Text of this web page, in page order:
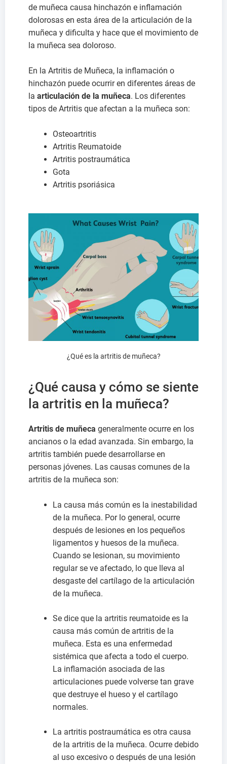
de muñeca causa hinchazón e inflamación
dolorosas en esta área de la articulación de la
muñeca y dificulta y hace que el movimiento de
la muñeca sea doloroso.
En la Artritis de Muñeca, la inflamación o
hinchazón puede ocurrir en diferentes áreas de
la articulación de la muñeca. Los diferentes
tipos de Artritis que afectan a la muñeca son:
Osteoartritis
Artritis Reumatoide
Artritis postraumática
Gota
Artritis psoriásica
¿Qué es la artritis de muñeca?
¿Qué causa y cómo se siente
la artritis en la muñeca?
Artritis de muñeca generalmente ocurre en los
ancianos o la edad avanzada. Sin embargo, la
artritis también puede desarrollarse en
personas jóvenes. Las causas comunes de la
artritis de la muñeca son:
La causa más común es la inestabilidad
de la muñeca. Por lo general, ocurre
después de lesiones en los pequeños
ligamentos y huesos de la muñeca.
Cuando se lesionan, su movimiento
regular se ve afectado, lo que lleva al
desgaste del cartílago de la articulación
de la muñeca.
Se dice que la artritis reumatoide es la
causa más común de artritis de la
muñeca. Esta es una enfermedad
sistémica que afecta a todo el cuerpo.
La inflamación asociada de las
articulaciones puede volverse tan grave
que destruye el hueso y el cartílago
normales.
La artritis postraumática es otra causa
de la artritis de la muñeca. Ocurre debido
al uso excesivo o después de una lesión